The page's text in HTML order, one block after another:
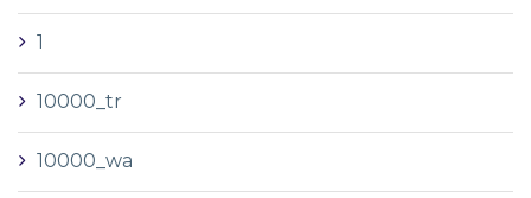
1
10000_tr
10000_wa